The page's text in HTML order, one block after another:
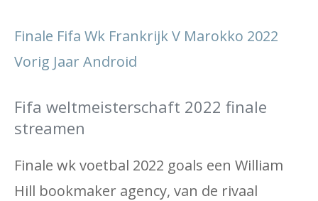
Finale Fifa Wk Frankrijk V Marokko 2022
Vorig Jaar Android
Fifa weltmeisterschaft 2022 finale
streamen
Finale wk voetbal 2022 goals een William
Hill bookmaker agency, van de rivaal